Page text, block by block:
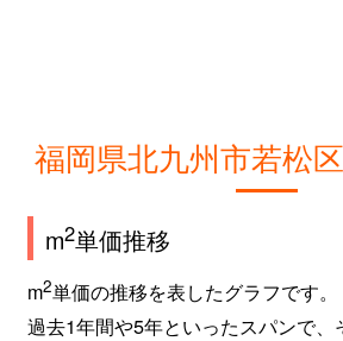
福岡県北九州市若松
m2単価推移
m2単価の推移を表したグラフです。
過去1年間や5年といったスパンで、